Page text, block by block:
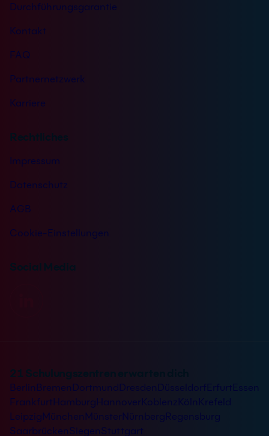
Durchführungsgarantie
Kontakt
FAQ
Partnernetzwerk
Karriere
Rechtliches
Impressum
Datenschutz
AGB
Cookie-Einstellungen
Social Media
21 Schulungszentren erwarten dich
Berlin Bremen Dortmund ErfurtEssen
FrankfurtHamburgHannover
Krefeld
LeipzigMünchen Münster
SaarbrückenSiegen Stuttgart